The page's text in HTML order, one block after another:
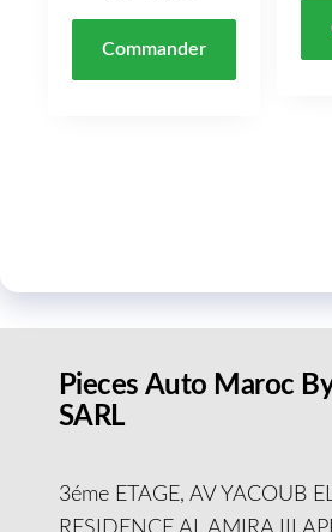
Commander
Pieces Auto Maroc
SARL
3éme ETAGE, AV YACOUB